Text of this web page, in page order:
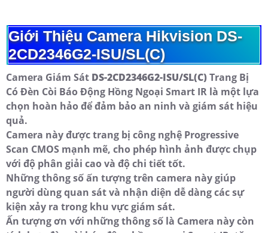
Giới Thiệu Camera Hikvision DS-
2CD2346G2-ISU/SL(C)
Camera Giám Sát DS-2CD2346G2-ISU/SL(C) Trang Bị
Có Đèn Còi Báo Động Hồng Ngoại Smart IR là một lựa
chọn hoàn hảo để đảm bảo an ninh và giám sát hiệu
quả.
Camera này được trang bị công nghệ Progressive
Scan CMOS mạnh mẽ, cho phép hình ảnh được chụp
với độ phân giải cao và độ chi tiết tốt.
Những thông số ấn tượng trên camera này giúp
người dùng quan sát và nhận diện dễ dàng các sự
kiện xảy ra trong khu vực giám sát.
Ấn tượng ơn với những thông số là Camera này còn